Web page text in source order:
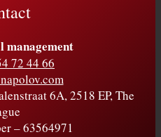
72 44 66
6A, 2518 EP, The
– 63564971